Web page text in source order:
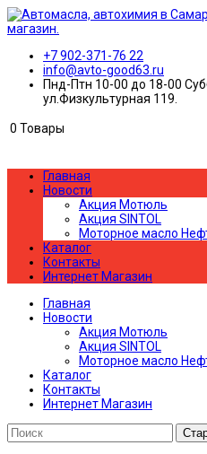
+7 902-371-76 22
info@avto-good63.ru
Пнд-Птн 10-00 до 18-00
ул.Физкультурная 119.
0 Товары
Главная
Новости
Акция Мотюль
Акция SINTOL
Моторное масло
Каталог
Контакты
Интернет Магазин
Главная
Новости
Акция Мотюль
Акция SINTOL
Моторное масло
Каталог
Контакты
Интернет Магазин